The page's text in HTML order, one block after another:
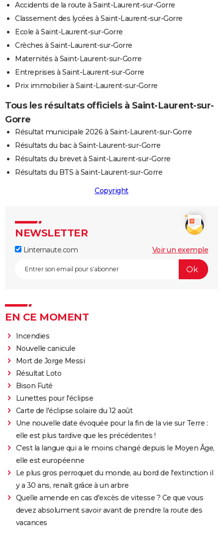
Accidents de la route à Saint-Laurent-sur-Gorre
Classement des lycées à Saint-Laurent-sur-Gorre
Ecole à Saint-Laurent-sur-Gorre
Crèches à Saint-Laurent-sur-Gorre
Maternités à Saint-Laurent-sur-Gorre
Entreprises à Saint-Laurent-sur-Gorre
Prix immobilier à Saint-Laurent-sur-Gorre
Tous les résultats officiels à Saint-Laurent-sur-
Gorre
Résultat municipale 2026 à Saint-Laurent-sur-Gorre
Résultats du bac à Saint-Laurent-sur-Gorre
Résultats du brevet à Saint-Laurent-sur-Gorre
Résultats du BTS à Saint-Laurent-sur-Gorre
Copyright
NEWSLETTER
Linternaute.com Voir un exemple
EN CE MOMENT
Incendies
Nouvelle canicule
Mort de Jorge Messi
Résultat Loto
Bison Futé
Lunettes pour l'éclipse
Carte de l'éclipse solaire du 12 août
Une nouvelle date évoquée pour la fin de la vie sur Terre :
elle est plus tardive que les précédentes !
C'est la langue qui a le moins changé depuis le Moyen Âge,
elle est européenne
Le plus gros perroquet du monde, au bord de l'extinction il
y a 30 ans, renaît grâce à un arbre
Quelle amende en cas d'excès de vitesse ? Ce que vous
devez absolument savoir avant de prendre la route des
vacances